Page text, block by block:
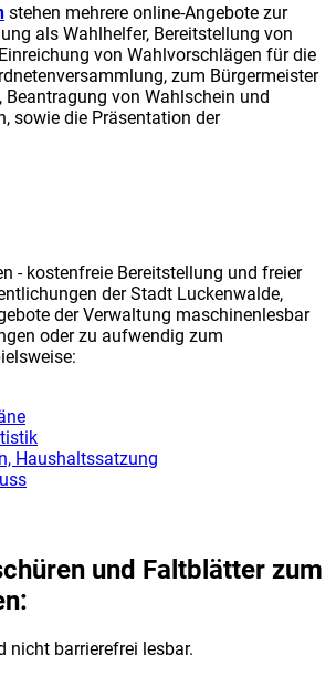
stehen mehrere online-Angebote zur
als Wahlhelfer, Bereitstellung von
von Wahlvorschlägen für die
zum Bürgermeister
Beantragung von Wahlschein und
sowie die Präsentation der
- kostenfreie Bereitstellung und freier
der Stadt Luckenwalde,
der Verwaltung maschinenlesbar
oder zu aufwendig zum
Haushaltssatzung
und Faltblätter zum
nicht barrierefrei lesbar.